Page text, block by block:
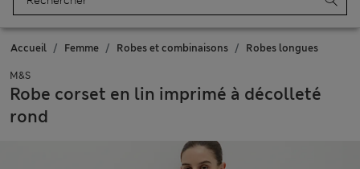
Accueil Femme Robes et combinaisons Robes longues
M&S
Robe corset en lin imprimé à décolleté
rond